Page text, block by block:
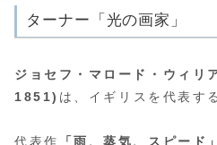
ターナー「光の画家」
ジョセフ・マロード・ウィリ
1851) は、イギリスを代表す
代表作
「雨、蒸気、スピー